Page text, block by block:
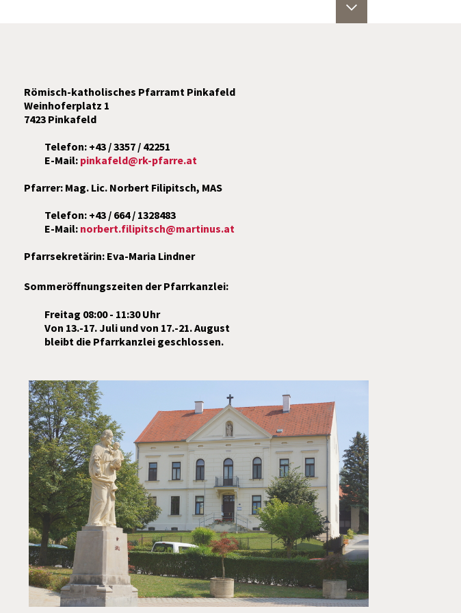
Pinsel-Safari für Klein & Groß
Anmeldeschluss: 10. August
"Das tägliche Brot"
Neuer Podcast mit Pfarrer
Norbert Filipitsch
Caritas-Augustsammlung
Römisch-katholisches Pfarramt Pinkafeld
Weinhoferplatz 1
7423 Pinkafeld
Telefon: +43 / 3357 / 42251
E-Mail: pinkafeld@rk-pfarre.at
Pfarrer: Mag. Lic. Norbert Filipitsch, MAS
Telefon: +43 / 664 / 1328483
E-Mail: norbert.filipitsch@martinus.at
Pfarrsekretärin: Eva-Maria Lindner
Sommeröffnungszeiten der Pfarrkanzlei:
Freitag 08:00 - 11:30 Uhr
Von 13.-17. Juli und von 17.-21. August
bleibt die Pfarrkanzlei geschlossen.